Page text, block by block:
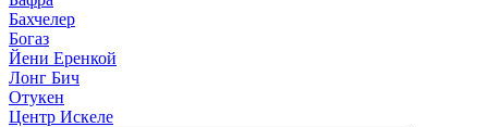
Бахчелер
Богаз
Йени Еренкой
Лонг Бич
Отукен
Центр Искеле